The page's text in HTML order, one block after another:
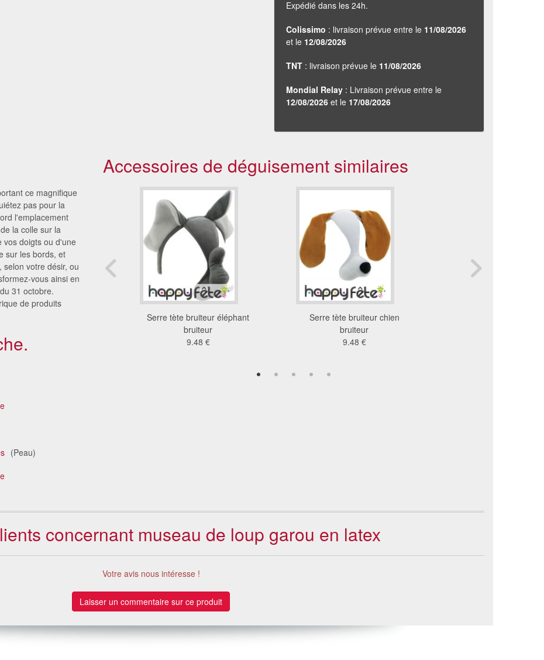
Expédié dans les 24h.
Colissimo : livraison prévue entre le 11/08/2026
et le 12/08/2026
TNT : livraison prévue le 11/08/2026
Mondial Relay : Livraison prévue entre le
12/08/2026 et le 17/08/2026
ce magnifique
pas pour la
l'emplacement
la colle sur la
doigts ou d'une
sur les bords, et
votre désir, ou
vous ainsi en
31 octobre.
de produits
(Peau)
Accessoires de déguisement similaires
Serre tète bruiteur éléphant
bruiteur
9.48 €
Serre tète bruiteur chien
bruiteur
9.48 €
concernant museau de loup garou en latex
Votre avis nous intéresse !
Laisser un commentaire sur ce produit